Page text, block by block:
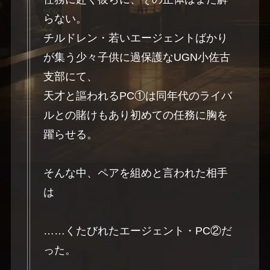
らない。
チルドレン・若いエージェントばかり
が集う少々子供に過保護なUGN小佐古
支部にて、
天才と謳われるPC①は同年代のライバ
ルとの賭けもあり初めての任務に胸を
躍らせる。
そんな中、ペアを組めと言われた相手
は
……くたびれたエージェント・PC②だ
った。